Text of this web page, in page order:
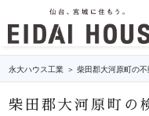
永大ハウス工業 柴田郡大河原町の不
柴田郡大河原町の